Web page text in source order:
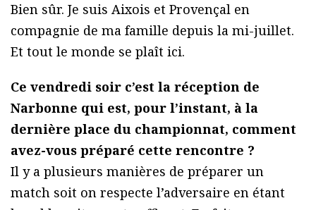
Bien sûr. Je suis Aixois et Provençal en
compagnie de ma famille depuis la mi-juillet.
Et tout le monde se plaît ici.
Ce vendredi soir c’est la réception de
Narbonne qui est, pour l’instant, à la
dernière place du championnat, comment
avez-vous préparé cette rencontre ?
Il y a plusieurs manières de préparer un
match soit on respecte l’adversaire en étant